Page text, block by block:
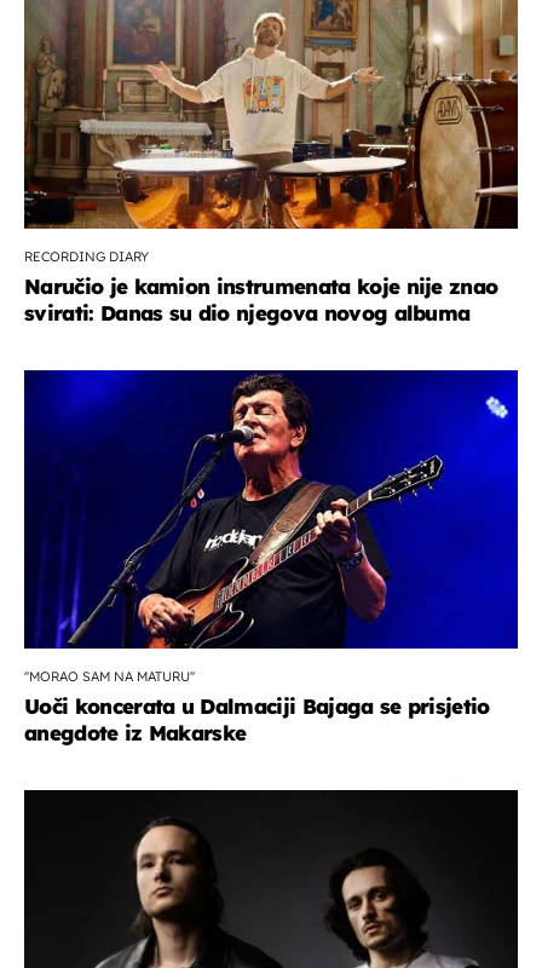
RECORDING DIARY
Naručio je kamion instrumenata koje nije znao
svirati: Danas su dio njegova novog albuma
''MORAO SAM NA MATURU''
Uoči koncerata u Dalmaciji Bajaga se prisjetio
anegdote iz Makarske